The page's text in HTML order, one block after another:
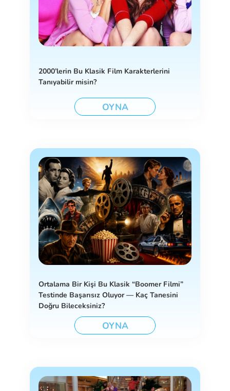
2000’lerin Bu Klasik Film Karakterlerini
Tanıyabilir misin?
OYNA
Ortalama Bir Kişi Bu Klasik “Boomer Filmi”
Testinde Başarısız Oluyor — Kaç Tanesini
Doğru Bileceksiniz?
OYNA